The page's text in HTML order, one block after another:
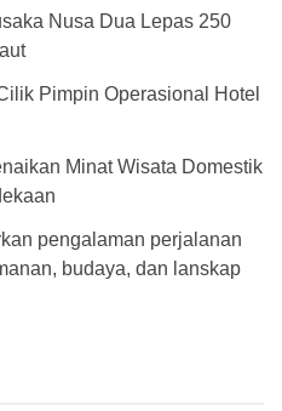
Nusa Dua Lepas 250
Pimpin Operasional Hotel
Minat Wisata Domestik
pengalaman perjalanan
budaya, dan lanskap